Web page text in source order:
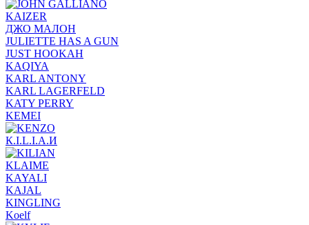
KAIZER
ДЖО МАЛОН
JULIETTE HAS A GUN
JUST HOOKAH
KAQIYA
KARL ANTONY
KARL LAGERFELD
KATY PERRY
KEMEI
К.I.L.I.А.И
KLAIME
KAYALI
KAJAL
KINGLING
Koelf